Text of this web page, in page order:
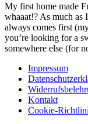
My first home made
whaaat!? As much as
always comes first
you’re looking for a
somewhere else (for
Impressum
Kontakt
Cookie-